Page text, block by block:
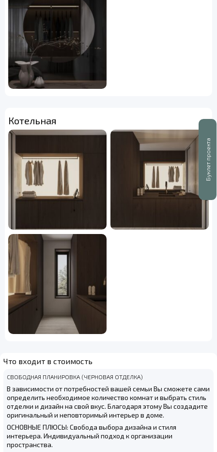
Буклет проекта
Котельная
Что входит в стоимость
СВОБОДНАЯ ПЛАНИРОВКА (ЧЕРНОВАЯ ОТДЕЛКА)
В зависимости от потребностей вашей семьи Вы сможете сами
определить необходимое количество комнат и выбрать стиль
отделки и дизайн на свой вкус. Благодаря этому Вы создадите
оригинальный и неповторимый интерьер в доме.
ОСНОВНЫЕ ПЛЮСЫ: Свобода выбора дизайна и стиля
интерьера. Индивидуальный подход к организации
пространства.